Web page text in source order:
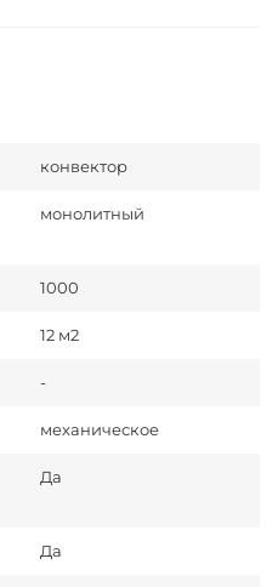
конвектор
монолитный
1000
12 м2
-
механическое
Да
Да